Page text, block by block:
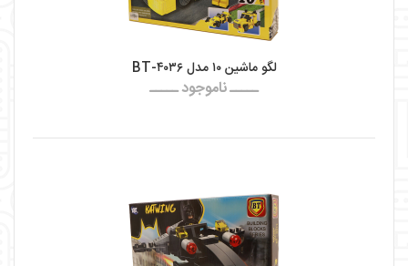
لگو ماشین ۱۰ مدل BT-۴۰۳۶
ـــــ ناموجود ـــــ